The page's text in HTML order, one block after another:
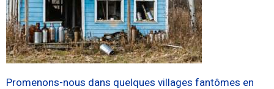
Promenons-nous dans quelques villages fantômes en